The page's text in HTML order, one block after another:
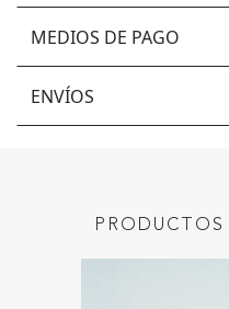
MEDIOS DE PAGO
ENVÍOS